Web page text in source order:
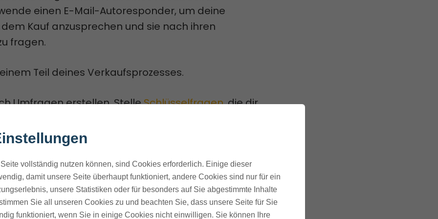
einen E-Mail-Autoresponder, um deine
Kauf anzusprechen und sie nach ihren
fragen.
Teil deines Verkaufsprozesses.
Umfragen erstellen. StelleSchlüsselfragen, die dir
auszufüllen sind. Biete sie per E-Mail oder über
die nötigen Ressourcen verfügst, kannst du auch
veranstalten.
vollständig nutzen können, sind Cookies erforderlich. Einige dieser
damit unsere Seite überhaupt funktioniert, andere Cookies sind nur für ein
unsere Statistiken oder für besonders auf Sie abgestimmte Inhalte
Sie all unseren Cookies zu und beachten Sie, dass unsere Seite für Sie
funktioniert, wenn Sie in einige Cookies nicht einwilligen. Sie können Ihre